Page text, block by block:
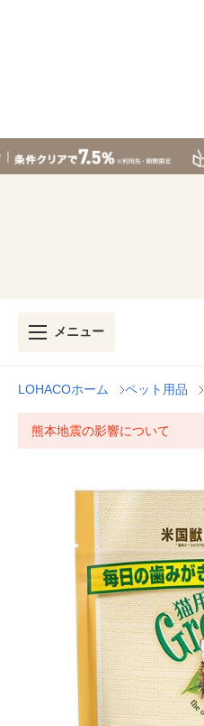
メニュー
LOHACOホーム ペット用品
熊本地震の影響について